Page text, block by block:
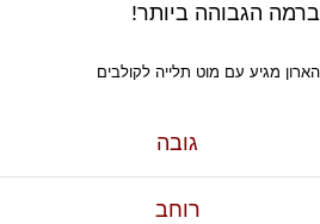
ברמה הגבוהה ביותר!
הארון מגיע עם מוט תלייה לקולבים
גובה
רוחב